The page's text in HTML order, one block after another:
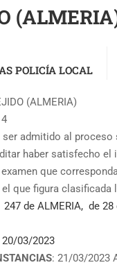
POLICÍA LOCAL
(ALMERIA)
ser admitido al proceso
haber satisfecho el
que
el que figura clasificada
247 de ALMERIA, de 28
20/03/2023
: 21/03/2023